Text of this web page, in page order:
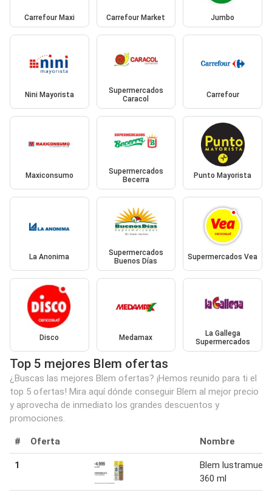
Carrefour Maxi Carrefour Market Jumbo
Nini Mayorista
Supermercados
Caracol
Carrefour
Maxiconsumo
Supermercados
Becerra
Punto Mayorista
La Anonima
Supermercados
Buenos Días
Supermercados Vea
Disco Medamax
La Gallega
Supermercados
Top 5 mejores Blem ofertas
¿Buscas las mejores Blem ofertas? ¡Hemos reunido para ti el
top 5 ofertas! Mira aquí dónde conseguir Blem al mejor precio
y aprovecha de inmediato los grandes descuentos y
promociones.
# Oferta Nombre
1
Blem
360 ml